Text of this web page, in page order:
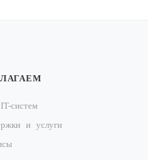
систем
и услуги